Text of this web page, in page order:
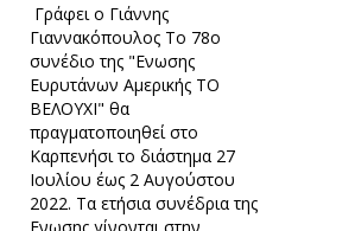
Γράφει ο Γιάννης
Γιαννακόπουλος Το 78ο
συνέδιο της "Ενωσης
Ευρυτάνων Αμερικής ΤΟ
ΒΕΛΟΥΧΙ" θα
πραγματοποιηθεί στο
Καρπενήσι το διάστημα 27
Ιουλίου έως 2 Αυγούστου
2022. Τα ετήσια συνέδρια της